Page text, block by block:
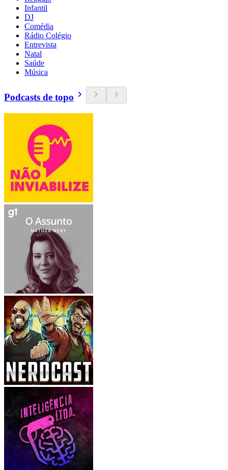
Infantil
DJ
Comédia
Rádio Colégio
Entrevista
Natal
Saúde
Música
Podcasts de topo